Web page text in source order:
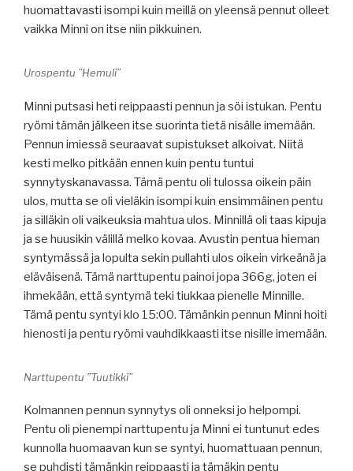
huomattavasti isompi kuin meillä on yleensä pennut olleet
vaikka Minni on itse niin pikkuinen.
Urospentu ”Hemuli”
Minni putsasi heti reippaasti pennun ja söi istukan. Pentu
ryömi tämän jälkeen itse suorinta tietä nisälle imemään.
Pennun imiessä seuraavat supistukset alkoivat. Niitä
kesti melko pitkään ennen kuin pentu tuntui
synnytyskanavassa. Tämä pentu oli tulossa oikein päin
ulos, mutta se oli vieläkin isompi kuin ensimmäinen pentu
ja silläkin oli vaikeuksia mahtua ulos. Minnillä oli taas kipuja
ja se huusikin välillä melko kovaa. Avustin pentua hieman
syntymässä ja lopulta sekin pullahti ulos oikein virkeänä ja
eläväisenä. Tämä narttupentu painoi jopa 366g, joten ei
ihmekään, että syntymä teki tiukkaa pienelle Minnille.
Tämä pentu syntyi klo 15:00. Tämänkin pennun Minni hoiti
hienosti ja pentu ryömi vauhdikkaasti itse nisille imemään.
Narttupentu ”Tuutikki”
Kolmannen pennun synnytys oli onneksi jo helpompi.
Pentu oli pienempi narttupentu ja Minni ei tuntunut edes
kunnolla huomaavan kun se syntyi, huomattuaan pennun,
se puhdisti tämänkin reippaasti ja tämäkin pentu